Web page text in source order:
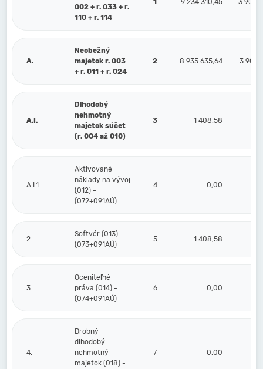
002 + r. 033 + r.
110 + r. 114
1 9 234 310,45 3 909
A.
Neobežný
majetok r. 003
+ r. 011 + r. 024
2 8 935 635,64 3 909
A.I.
Dlhodobý
nehmotný
majetok súčet
(r. 004 až 010)
3 1 408,58
A.I.1.
Aktivované
náklady na vývoj
(012) -
(072+091AÚ)
4 0,00
2.
Softvér (013) -
(073+091AÚ)
5 1 408,58
3.
Oceniteľné
práva (014) -
(074+091AÚ)
6 0,00
4.
Drobný
dlhodobý
nehmotný
majetok (018) -
7 0,00